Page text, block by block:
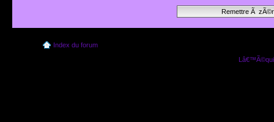
Index du forum